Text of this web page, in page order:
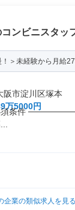
ンビニスタッ
＞未経験から月給
阪市淀川区塚本
万5000円
須条件
企業の類似求人を見る